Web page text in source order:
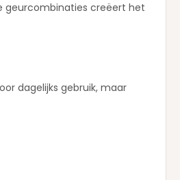
geurcombinaties creëert het
dagelijks gebruik, maar